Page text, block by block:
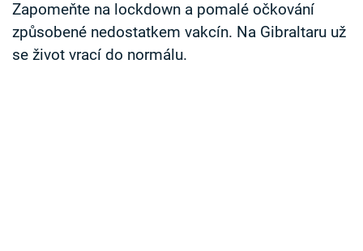
Sledujte nás
Zapomeňte na lockdown a pomalé očkování
způsobené nedostatkem vakcín. Na Gibraltaru už
se život vrací do normálu.